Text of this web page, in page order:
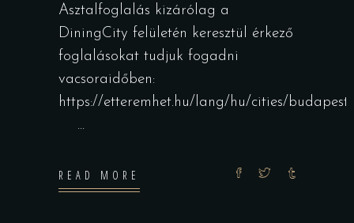
Asztalfoglalás kizárólag a
DiningCity felületén keresztül érkező
foglalásokat tudjuk fogadni
vacsoraidőben:
https://etteremhet.hu/lang/hu/cities/
READ MORE